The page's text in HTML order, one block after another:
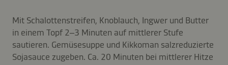
Mit Schalottenstreifen, Knoblauch, Ingwer und Butter
in einem Topf 2–3 Minuten auf mittlerer Stufe
sautieren. Gemüsesuppe und Kikkoman salzreduzierte
Sojasauce zugeben. Ca. 20 Minuten bei mittlerer Hitze